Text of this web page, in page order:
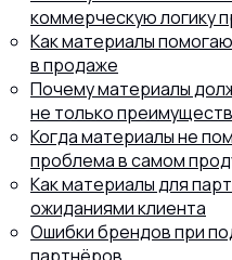
коммерческую логику
Как материалы
в продаже
Почему материалы
не только
Когда материалы не
проблема в самом
Как материалы для
ожиданиями клиента
Ошибки брендов при